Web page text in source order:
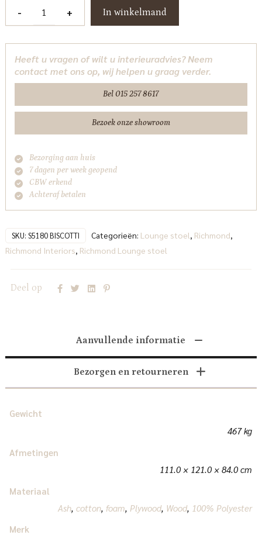
-
biscotti
Richmond
Interiors
+ In winkelmand
Heeft u vragen of wilt u interieuradvies? Neem
contact met ons op, wij helpen u graag verder.
Bel 015 257 8617
Bezoek onze showroom
Bezorging aan huis
7 dagen per week geopend
CBW erkend
Achteraf betalen
SKU: S5180 BISCOTTI Categorieën: Lounge stoel Richmond
Richmond Interiors Richmond Lounge stoel
Deel op
Aanvullende informatie
Bezorgen en retourneren
Gewicht
467 kg
Afmetingen
111.0 × 121.0 × 84.0 cm
Materiaal
Ash,cotton, foam, Plywood, Wood, 100% Polyester
Merk